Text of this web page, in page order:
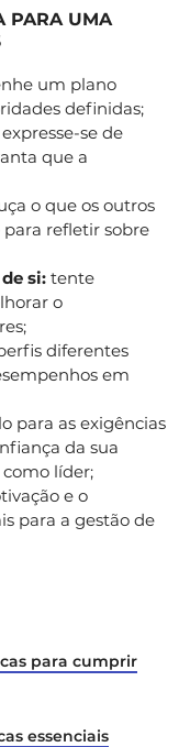
PARA UMA
um plano
definidas;
expresse-se de
que a
o que os outros
refletir sobre
si: tente
o
diferentes
em
para as exigências
da sua
líder;
e o
para a gestão de
para cumprir
essenciais